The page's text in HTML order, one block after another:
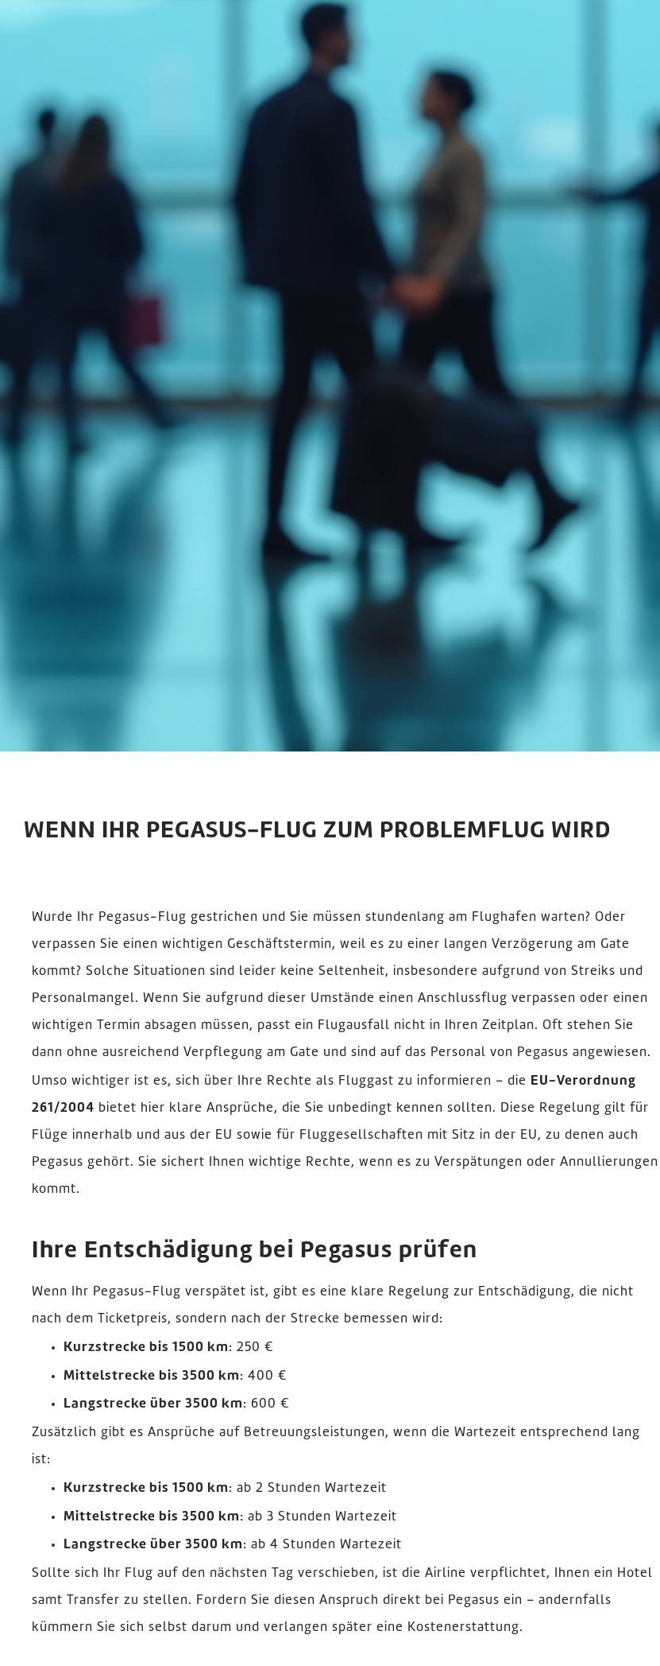
WENN IHR PEGASUS-FLUG ZUM PROBLEMFLUG WIRD
Wurde Ihr Pegasus-Flug gestrichen und Sie müssen stundenlang am Flughafen warten? Oder
verpassen Sie einen wichtigen Geschäftstermin, weil es zu einer langen Verzögerung am Gate
kommt? Solche Situationen sind leider keine Seltenheit, insbesondere aufgrund von Streiks und
Personalmangel. Wenn Sie aufgrund dieser Umstände einen Anschlussflug verpassen oder einen
wichtigen Termin absagen müssen, passt ein Flugausfall nicht in Ihren Zeitplan. Oft stehen Sie
dann ohne ausreichend Verpflegung am Gate und sind auf das Personal von Pegasus angewiesen.
Umso wichtiger ist es, sich über Ihre Rechte als Fluggast zu informieren – die EU-Verordnung
261/2004 bietet hier klare Ansprüche, die Sie unbedingt kennen sollten. Diese Regelung gilt für
Flüge innerhalb und aus der EU sowie für Fluggesellschaften mit Sitz in der EU, zu denen auch
Pegasus gehört. Sie sichert Ihnen wichtige Rechte, wenn es zu Verspätungen oder Annullierungen
kommt.
Ihre Entschädigung bei Pegasus prüfen
Wenn Ihr Pegasus-Flug verspätet ist, gibt es eine klare Regelung zur Entschädigung, die nicht
nach dem Ticketpreis, sondern nach der Strecke bemessen wird:
Kurzstrecke bis 1500 km: 250 €
Mittelstrecke bis 3500 km: 400 €
Langstrecke über 3500 km: 600 €
Zusätzlich gibt es Ansprüche auf Betreuungsleistungen, wenn die Wartezeit entsprechend lang
ist:
Kurzstrecke bis 1500 km: ab 2 Stunden Wartezeit
Mittelstrecke bis 3500 km: ab 3 Stunden Wartezeit
Langstrecke über 3500 km: ab 4 Stunden Wartezeit
Sollte sich Ihr Flug auf den nächsten Tag verschieben, ist die Airline verpflichtet, Ihnen ein Hotel
samt Transfer zu stellen. Fordern Sie diesen Anspruch direkt bei Pegasus ein – andernfalls
kümmern Sie sich selbst darum und verlangen später eine Kostenerstattung.